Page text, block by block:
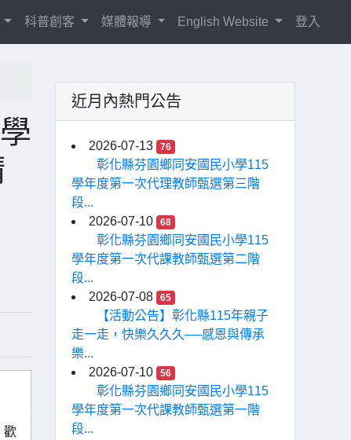
科普創客 媒體報導 English Website 登入
歡
近月內熱門公告
2026-07-13 76
彰化縣芬園鄉同安國民小學115
學年度第一次代理教師甄選第三階
段...
2026-07-10
68
彰化縣芬園鄉同安國民小學115
學年度第一次代課教師甄選第二階
段...
2026-07-08
65
【活動公告】彰化縣115年親子
走一走，快樂久久久──感恩與傳承
樂...
2026-07-10
56
彰化縣芬園鄉同安國民小學115
學年度第一次代課教師甄選第一階
段...